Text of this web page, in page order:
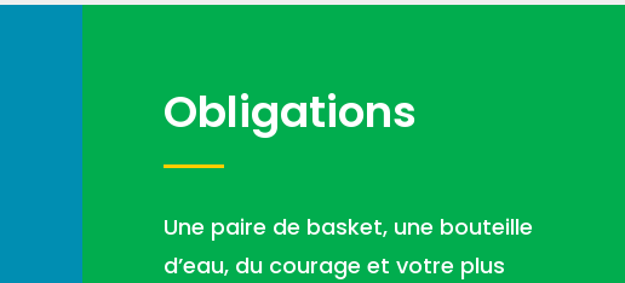
Obligations
Une paire de basket, une bouteille
d’eau, du courage et votre plus